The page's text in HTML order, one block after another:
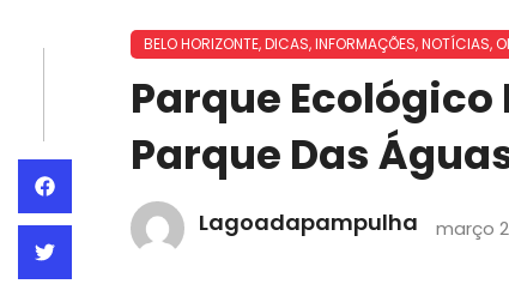
BELO HORIZONTE,DICAS,INFORMAÇÕES,NOTÍCIAS,
Parque Ecológico
Parque Das
Lagoadapampulha março